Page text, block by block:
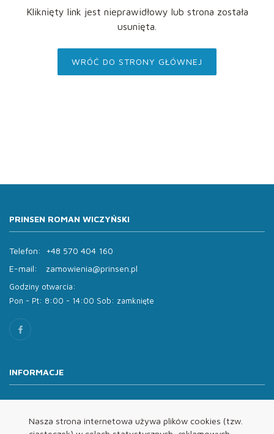
Nasza strona internetowa używa plików cookies (tzw.
Kliknięty link jest nieprawidłowy lub strona została
usunięta.
WRÓĆ DO STRONY GŁÓWNEJ
PRINSEN ROMAN WICZYŃSKI
Telefon:
+48 570 404 160
E-mail:
zamowienia@prinsen.pl
Godziny otwarcia:
Pon - Pt: 8:00 - 14:00 Sob: zamknięte
INFORMACJE
Oferta